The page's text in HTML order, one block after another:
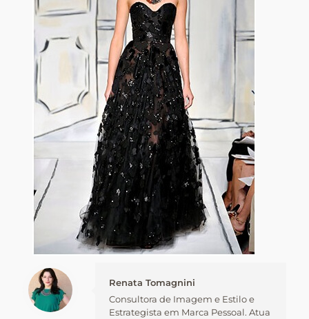
Renata Tomagnini
Consultora de Imagem e Estilo e
Estrategista em Marca Pessoal. Atua